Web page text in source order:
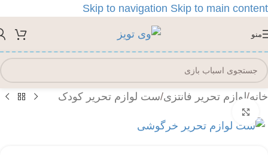
Skip to navigation Skip to main content
منو
خانه/لوازم تحریر فانتزی/ست لوازم تحریر کودک